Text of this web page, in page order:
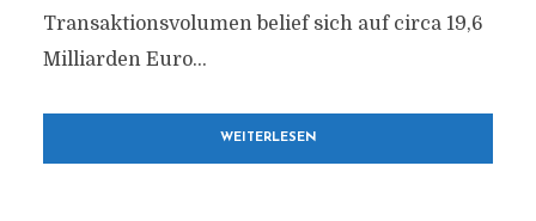
Transaktionsvolumen belief sich auf circa 19,6
Milliarden Euro...
WEITERLESEN